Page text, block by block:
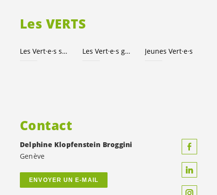
Les VERTS
Les Vert·e·s suisses Les Vert·e·s genevois·es Jeunes Vert·e·s
Contact
Delphine Klopfenstein Broggini
Genève
ENVOYER UN E-MAIL